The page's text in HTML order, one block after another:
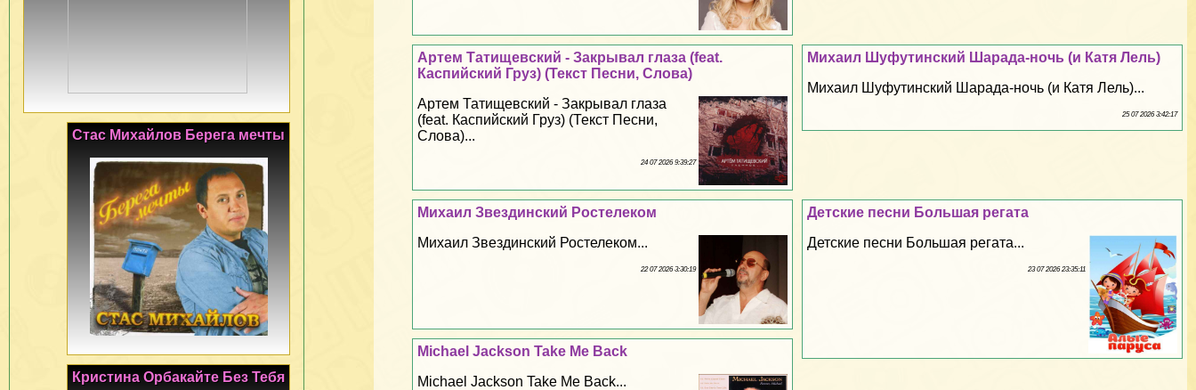
Михаил Шуфутинский Шарада-ночь (и Катя Лель)
Михаил Шуфутинский Шарада-ночь (и Катя Лель)...
25 07 2026 3:42:17
Артем Татищевский - Закрывал глаза (feat.
Каспийский Груз) (Текст Песни, Слова)
Артем Татищевский - Закрывал глаза
(feat. Каспийский Груз) (Текст Песни,
Слова)...
24 07 2026 9:39:27
Детские песни Большая регата
Детские песни Большая регата...
23 07 2026 23:35:11
Михаил Звездинский Ростелеком
Михаил Звездинский Ростелеком...
22 07 2026 3:30:19
Michael Jackson Take Me Back
Michael Jackson Take Me Back...
Стас Михайлов Берега мечты
Кристина Орбакайте Без Тебя